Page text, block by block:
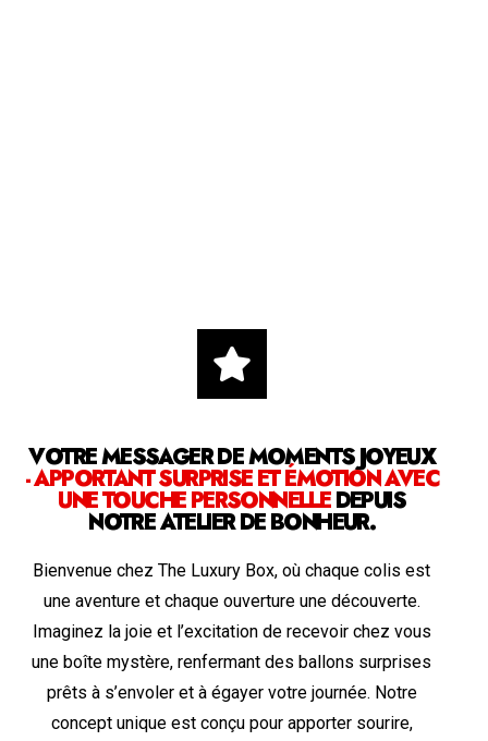
VOTRE MESSAGER DE MOMENTS JOYEUX
- APPORTANT SURPRISE ET ÉMOTION AVEC
UNE TOUCHE PERSONNELLEDEPUIS
NOTRE ATELIER DE BONHEUR.
Bienvenue chez The Luxury Box, où chaque colis est
une aventure et chaque ouverture une découverte.
Imaginez la joie et l’excitation de recevoir chez vous
une boîte mystère, renfermant des ballons surprises
prêts à s’envoler et à égayer votre journée. Notre
concept unique est conçu pour apporter sourire,